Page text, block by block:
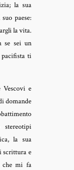
la sua
paese:
la vita.
se sei un
ti
Vescovi e
domande
la sua
scrittura e
che mi fa